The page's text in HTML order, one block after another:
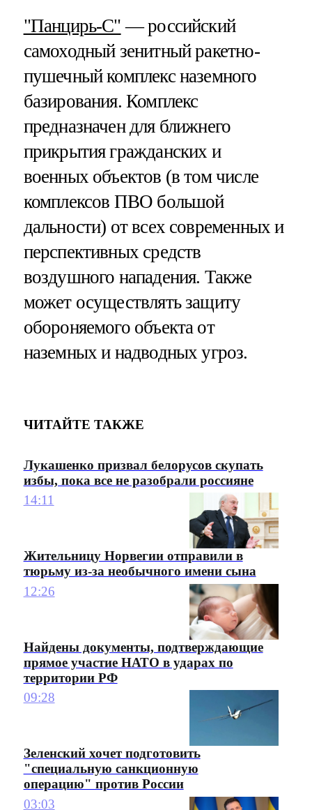
"Панцирь-С" — российский
самоходный зенитный ракетно-
пушечный комплекс наземного
базирования. Комплекс
предназначен для ближнего
прикрытия гражданских и
военных объектов (в том числе
комплексов ПВО большой
дальности) от всех современных и
перспективных средств
воздушного нападения. Также
может осуществлять защиту
обороняемого объекта от
наземных и надводных угроз.
ЧИТАЙТЕ ТАКЖЕ
Лукашенко призвал белорусов скупать
избы, пока все не разобрали россияне
14:11
Жительницу Норвегии отправили в
тюрьму из-за необычного имени сына
12:26
Найдены документы, подтверждающие
прямое участие НАТО в ударах по
территории РФ
09:28
Зеленский хочет подготовить
"специальную санкционную
операцию" против России
03:03